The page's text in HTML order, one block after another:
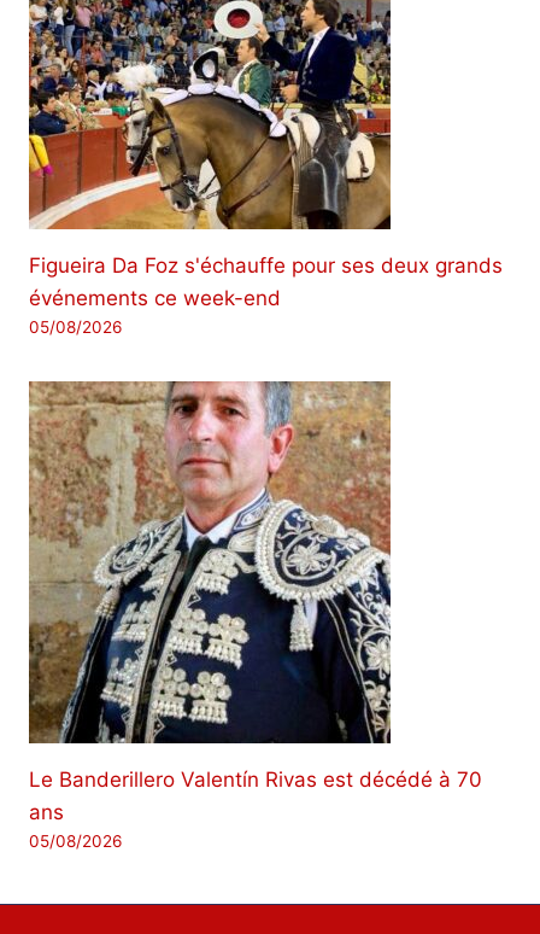
Figueira Da Foz s'échauffe pour ses deux grands
événements ce week-end
05/08/2026
Le Banderillero Valentín Rivas est décédé à 70
ans
05/08/2026